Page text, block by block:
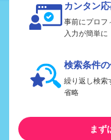
カンタン
事前にプロフ
入力が簡単に
検索条件
繰り返し検索
省略
まず